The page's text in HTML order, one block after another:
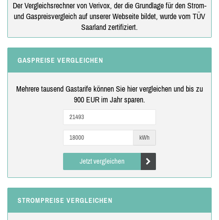
Der Vergleichsrechner von Verivox, der die Grundlage für den Strom-
und Gaspreisvergleich auf unserer Webseite bildet, wurde vom TÜV
Saarland zertifiziert.
GASPREISE VERGLEICHEN
Mehrere tausend Gastarife können Sie hier vergleichen und bis zu
900 EUR im Jahr sparen.
kWh
Jetzt vergleichen
STROMPREISE VERGLEICHEN